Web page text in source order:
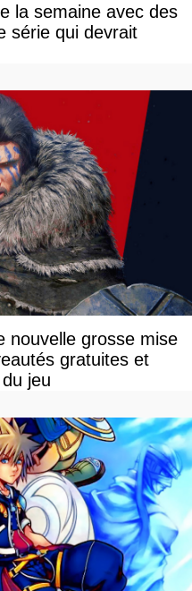
la semaine avec des
série qui devrait
nouvelle grosse mise
gratuites et
jeu